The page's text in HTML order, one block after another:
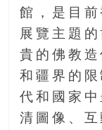
館，是目
展覽主題
貴的佛教
和疆界的
代和國家
清圖像、